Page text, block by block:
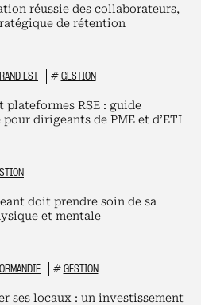
réussie des collaborateurs,
de rétention
EST # GESTION
plateformes RSE : guide
dirigeants de PME et d’ETI
doit prendre soin de sa
et mentale
# GESTION
ses locaux : un investissement